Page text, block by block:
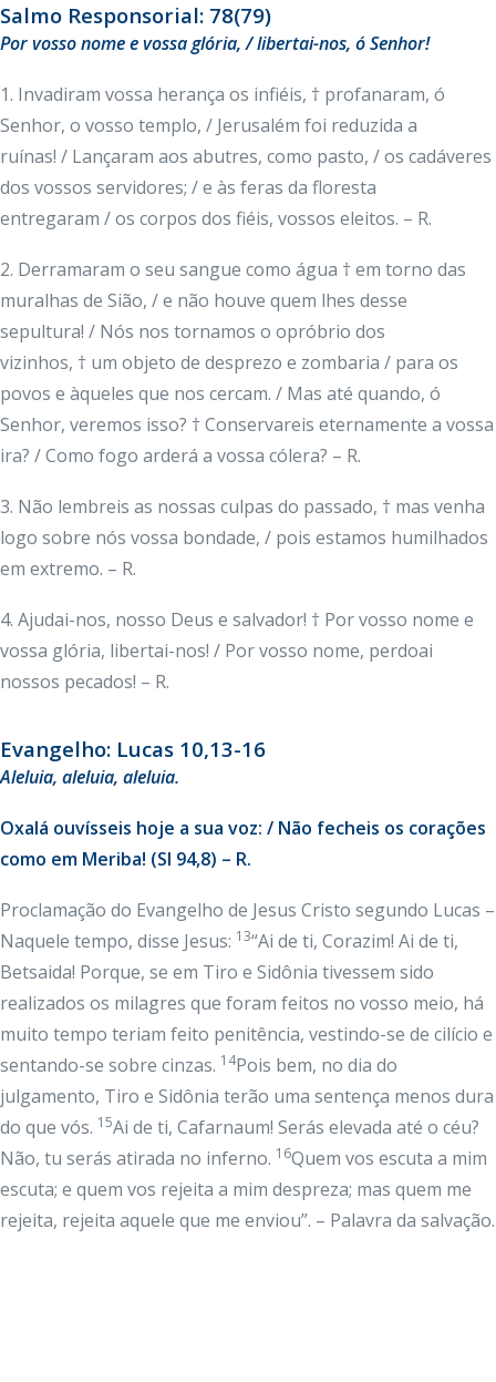
Salmo Responsorial: 78(79)
Por vosso nome e vossa glória, / libertai-nos, ó Senhor!
1. Invadiram vossa herança os infiéis, † profanaram, ó
Senhor, o vosso templo, / Jerusalém foi reduzida a
ruínas! / Lançaram aos abutres, como pasto, / os cadáveres
dos vossos servidores; / e às feras da floresta
entregaram / os corpos dos fiéis, vossos eleitos. – R.
2. Derramaram o seu sangue como água † em torno das
muralhas de Sião, / e não houve quem lhes desse
sepultura! / Nós nos tornamos o opróbrio dos
vizinhos, † um objeto de desprezo e zombaria / para os
povos e àqueles que nos cercam. / Mas até quando, ó
Senhor, veremos isso? † Conservareis eternamente a vossa
ira? / Como fogo arderá a vossa cólera? – R.
3. Não lembreis as nossas culpas do passado, † mas venha
logo sobre nós vossa bondade, / pois estamos humilhados
em extremo. – R.
4. Ajudai-nos, nosso Deus e salvador! † Por vosso nome e
vossa glória, libertai-nos! / Por vosso nome, perdoai
nossos pecados! – R.
Evangelho: Lucas 10,13-16
Aleluia, aleluia, aleluia.
Oxalá ouvísseis hoje a sua voz: / Não fecheis os corações
como em Meriba! (Sl 94,8) – R.
Proclamação do Evangelho de Jesus Cristo segundo Lucas –
Naquele tempo, disse Jesus: 13“Ai de ti, Corazim! Ai de ti,
Betsaida! Porque, se em Tiro e Sidônia tivessem sido
realizados os milagres que foram feitos no vosso meio, há
muito tempo teriam feito penitência, vestindo-se de cilício e
sentando-se sobre cinzas. 14Pois bem, no dia do
julgamento, Tiro e Sidônia terão uma sentença menos dura
do que vós. 15Ai de ti, Cafarnaum! Serás elevada até o céu?
Não, tu serás atirada no inferno. 16Quem vos escuta a mim
escuta; e quem vos rejeita a mim despreza; mas quem me
rejeita, rejeita aquele que me enviou”. – Palavra da salvação.